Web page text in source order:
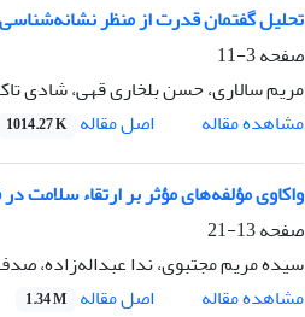
تحلیل گفتمان قدرت از منظر
صفحه3-11
مریم سالاری، حسن بلخاری قهی، شادی
مشاهده مقاله
اصل مقاله 1014.27 K
واکاوی مؤلفه‌های مؤثر بر ارتقاء
صفحه13-21
سیده مریم مجتبوی، ندا عبداله‌زاده،
مشاهده مقاله
اصل مقاله 1.34 M